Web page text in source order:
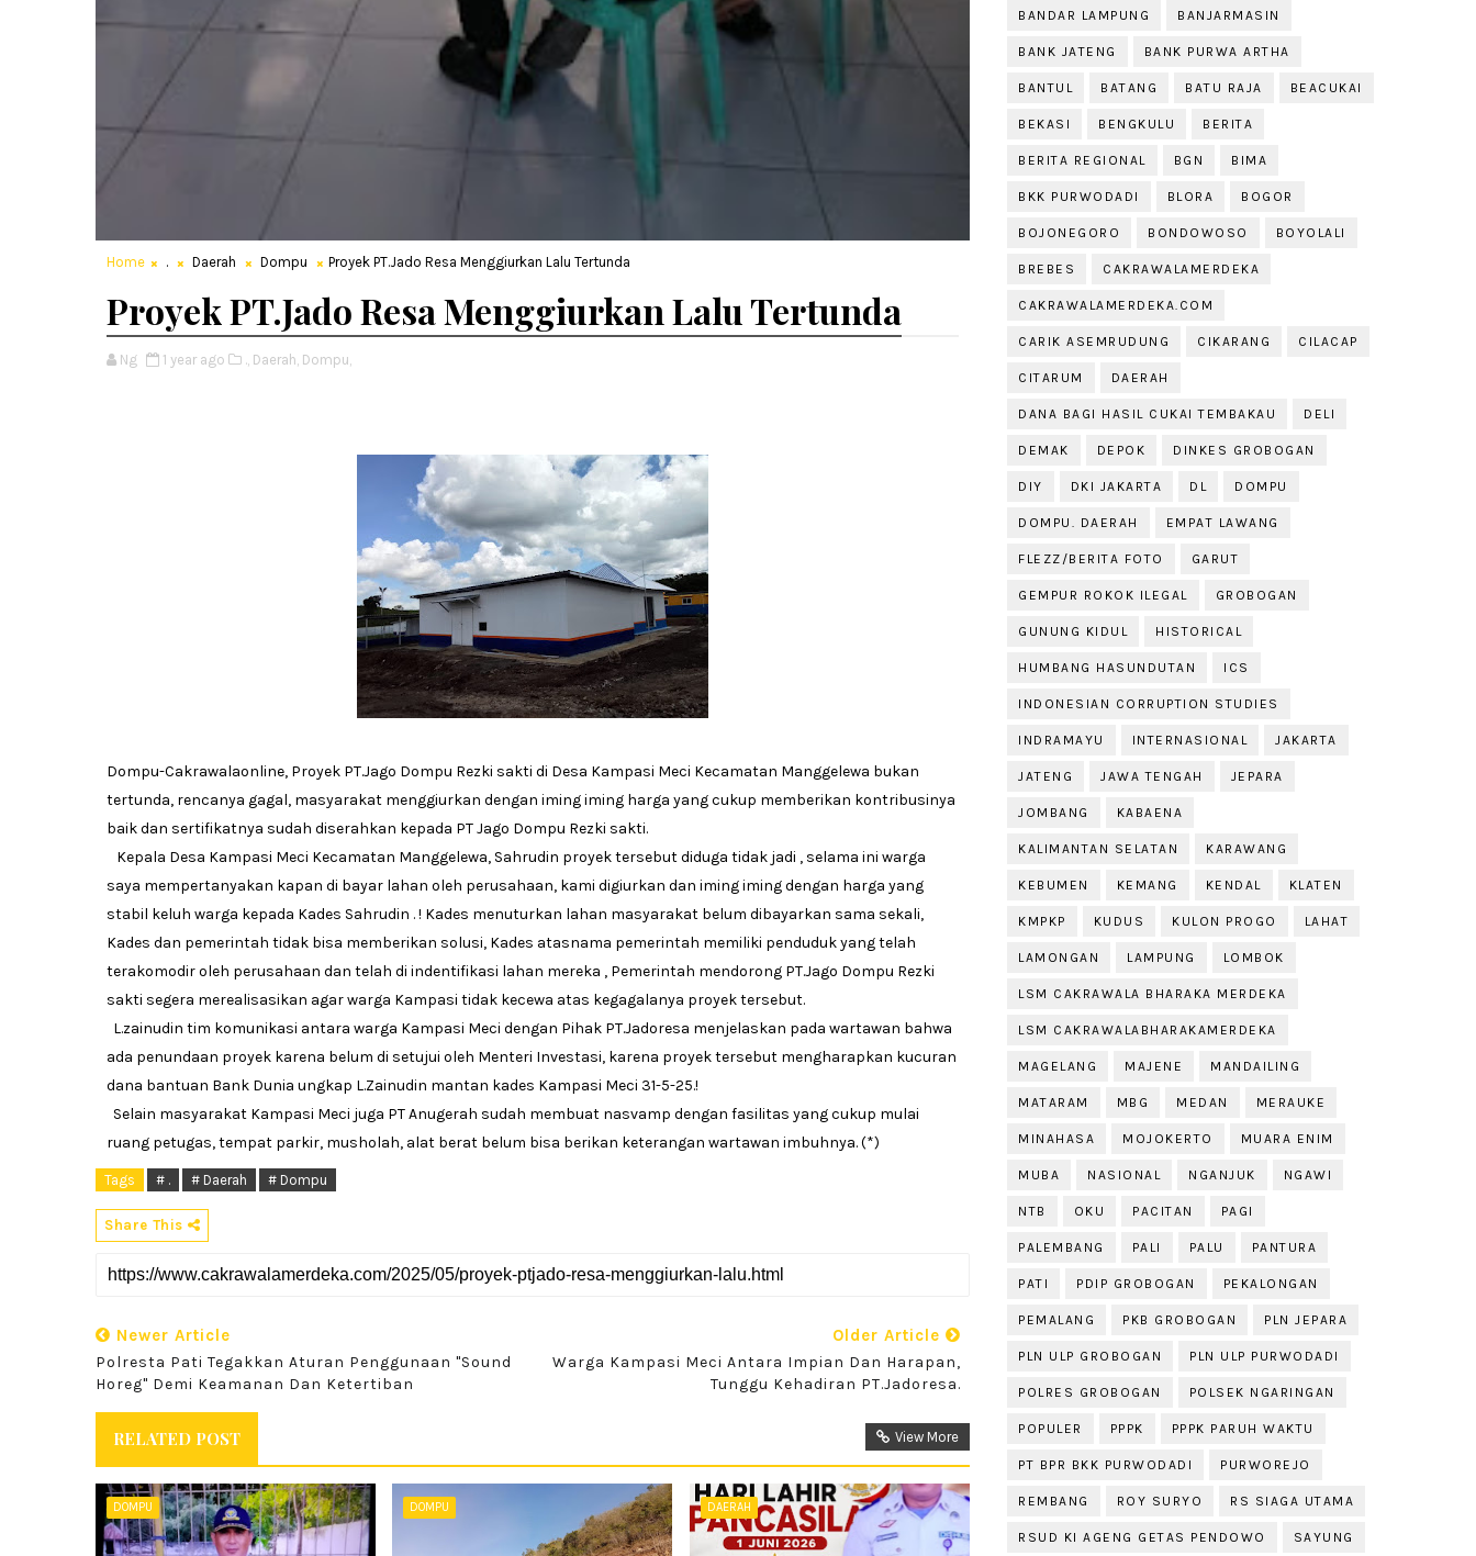
Home . Daerah Dompu Proyek PT.Jado Resa Menggiurkan Lalu Tertunda
Proyek PT.Jado Resa Menggiurkan Lalu Tertunda
Ng 1 year ago ., Daerah, Dompu,
Dompu-Cakrawalaonline, Proyek PT.Jago Dompu Rezki sakti di Desa Kampasi Meci Kecamatan Manggelewa bukan
tertunda, rencanya gagal, masyarakat menggiurkan dengan iming iming harga yang cukup memberikan kontribusinya
baik dan sertifikatnya sudah diserahkan kepada PT Jago Dompu Rezki sakti.
Kepala Desa Kampasi Meci Kecamatan Manggelewa, Sahrudin proyek tersebut diduga tidak jadi , selama ini warga
saya mempertanyakan kapan di bayar lahan oleh perusahaan, kami digiurkan dan iming iming dengan harga yang
stabil keluh warga kepada Kades Sahrudin . ! Kades menuturkan lahan masyarakat belum dibayarkan sama sekali,
Kades dan pemerintah tidak bisa memberikan solusi, Kades atasnama pemerintah memiliki penduduk yang telah
terakomodir oleh perusahaan dan telah di indentifikasi lahan mereka , Pemerintah mendorong PT.Jago Dompu Rezki
sakti segera merealisasikan agar warga Kampasi tidak kecewa atas kegagalanya proyek tersebut.
L.zainudin tim komunikasi antara warga Kampasi Meci dengan Pihak PT.Jadoresa menjelaskan pada wartawan bahwa
ada penundaan proyek karena belum di setujui oleh Menteri Investasi, karena proyek tersebut mengharapkan kucuran
dana bantuan Bank Dunia ungkap L.Zainudin mantan kades Kampasi Meci 31-5-25.!
Selain masyarakat Kampasi Meci juga PT Anugerah sudah membuat nasvamp dengan fasilitas yang cukup mulai
ruang petugas, tempat parkir, musholah, alat berat belum bisa berikan keterangan wartawan imbuhnya. (*)
Tags # . # Daerah # Dompu
Share This
Newer Article
Polresta Pati Tegakkan Aturan Penggunaan "Sound
Horeg" Demi Keamanan Dan Ketertiban
Older Article
Warga Kampasi Meci Antara Impian Dan Harapan,
Tunggu Kehadiran PT.Jadoresa.
RELATED POST View More
DOMPU DOMPU DAERAH
BANDAR LAMPUNG BANJARMASIN
BANK JATENG BANK PURWA ARTHA
BANTUL BATANG BATU RAJA BEACUKAI
BEKASI BENGKULU BERITA
BERITA REGIONAL BGN BIMA
BKK PURWODADI BLORA BOGOR
BOJONEGORO BONDOWOSO BOYOLALI
BREBES CAKRAWALAMERDEKA
CAKRAWALAMERDEKA.COM
CARIK ASEMRUDUNG CIKARANG CILACAP
CITARUM DAERAH
DANA BAGI HASIL CUKAI TEMBAKAU DELI
DEMAK DEPOK DINKES GROBOGAN
DIY DKI JAKARTA DL DOMPU
DOMPU. DAERAH EMPAT LAWANG
FLEZZ/BERITA FOTO GARUT
GEMPUR ROKOK ILEGAL GROBOGAN
GUNUNG KIDUL HISTORICAL
HUMBANG HASUNDUTAN ICS
INDONESIAN CORRUPTION STUDIES
INDRAMAYU INTERNASIONAL JAKARTA
JATENG JAWA TENGAH JEPARA
JOMBANG KABAENA
KALIMANTAN SELATAN KARAWANG
KEBUMEN KEMANG KENDAL KLATEN
KMPKP KUDUS KULON PROGO LAHAT
LAMONGAN LAMPUNG LOMBOK
LSM CAKRAWALA BHARAKA MERDEKA
LSM CAKRAWALABHARAKAMERDEKA
MAGELANG MAJENE MANDAILING
MATARAM MBG MEDAN MERAUKE
MINAHASA MOJOKERTO MUARA ENIM
MUBA NASIONAL NGANJUK NGAWI
NTB OKU PACITAN PAGI
PALEMBANG PALI PALU PANTURA
PATI PDIP GROBOGAN PEKALONGAN
PEMALANG PKB GROBOGAN PLN JEPARA
PLN ULP GROBOGAN PLN ULP PURWODADI
POLRES GROBOGAN POLSEK NGARINGAN
POPULER PPPK PPPK PARUH WAKTU
PT BPR BKK PURWODADI PURWOREJO
REMBANG ROY SURYO RS SIAGA UTAMA
RSUD KI AGENG GETAS PENDOWO SAYUNG